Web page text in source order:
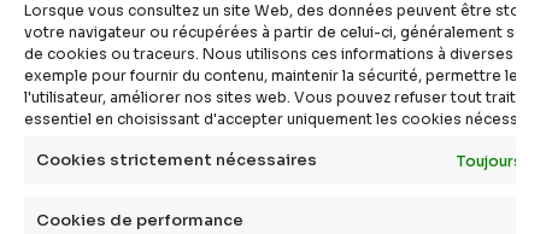
Lorsque vous consultez un site Web, des données peuvent être
votre navigateur ou récupérées à partir de celui-ci, généralement
de cookies ou traceurs. Nous utilisons ces informations à diverses
exemple pour fournir du contenu, maintenir la sécurité, permettre le
l'utilisateur, améliorer nos sites web. Vous pouvez refuser tout
essentiel en choisissant d'accepter uniquement les cookies
Cookies strictement nécessaires Toujours
Cookies de performance
dossiers
experts
compléments
questions
définitions
livres